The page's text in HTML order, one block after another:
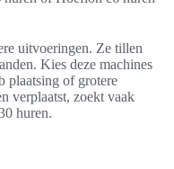
uitvoeringen. Ze tillen
Kies deze machines
plaatsing of grotere
verplaatst, zoekt vaak
huren.